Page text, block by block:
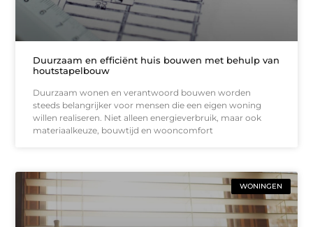
Duurzaam en efficiënt huis bouwen met behulp van
houtstapelbouw
Duurzaam wonen en verantwoord bouwen worden
steeds belangrijker voor mensen die een eigen woning
willen realiseren. Niet alleen energieverbruik, maar ook
materiaalkeuze, bouwtijd en wooncomfort
WONINGEN